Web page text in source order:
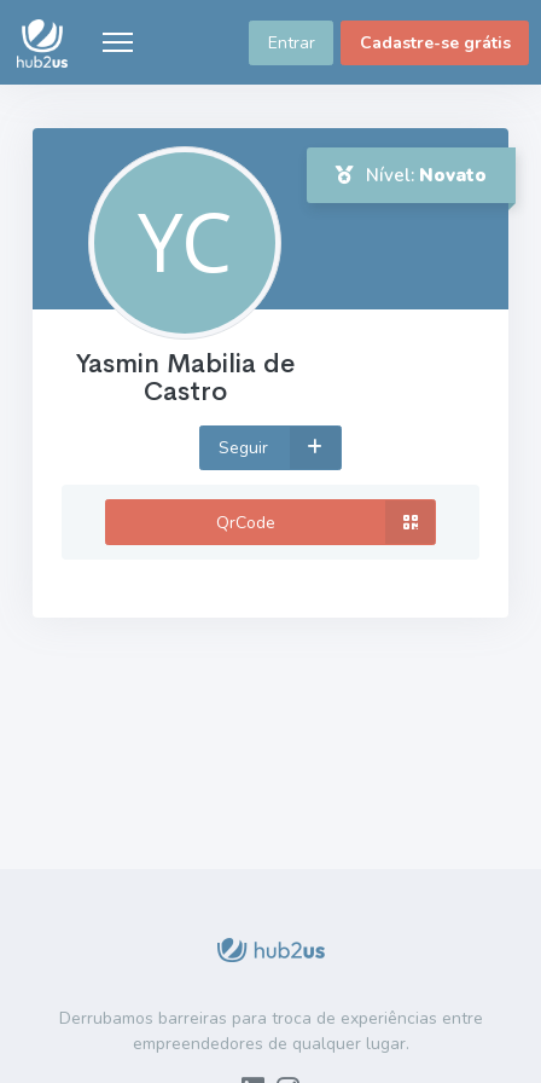
Entrar Cadastre-se grátis
Nível: Novato
Yasmin Mabilia de
Castro
Seguir
QrCode
Derrubamos barreiras para troca de experiências entre
empreendedores de qualquer lugar.